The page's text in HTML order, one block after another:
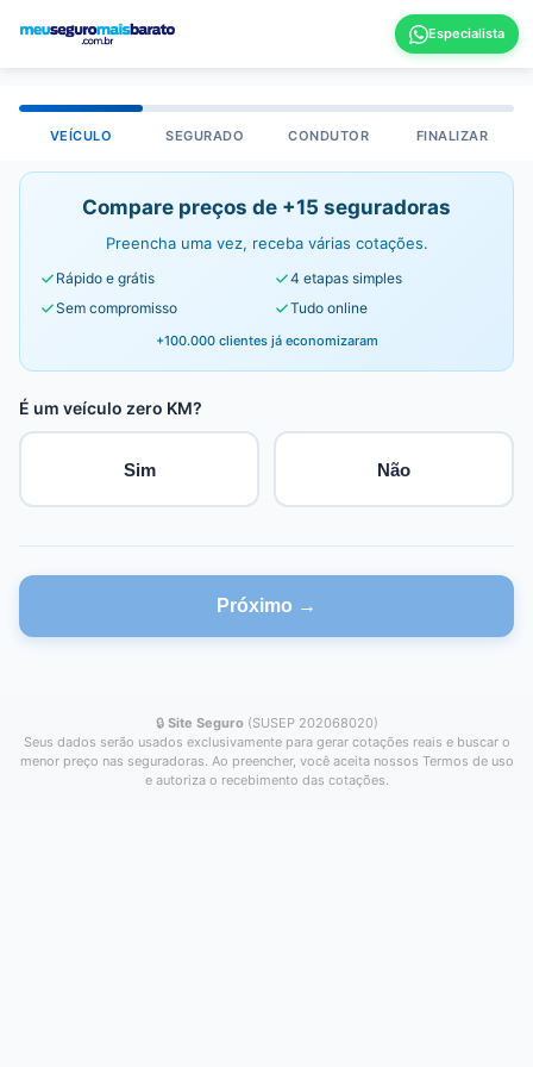
VEÍCULO SEGURADO CONDUTOR FINALIZAR
Compare preços de +15 seguradoras
Preencha uma vez, receba várias cotações.
Rápido e grátis
4 etapas simples
Sem compromisso
Tudo online
+100.000 clientes já economizaram
É um veículo zero KM?
Sim Não
Próximo →
🔒 Site Seguro (SUSEP 202068020)
Seus dados serão usados exclusivamente para gerar cotações reais e buscar o
menor preço nas seguradoras. Ao preencher, você aceita nossos Termos de uso
e autoriza o recebimento das cotações.